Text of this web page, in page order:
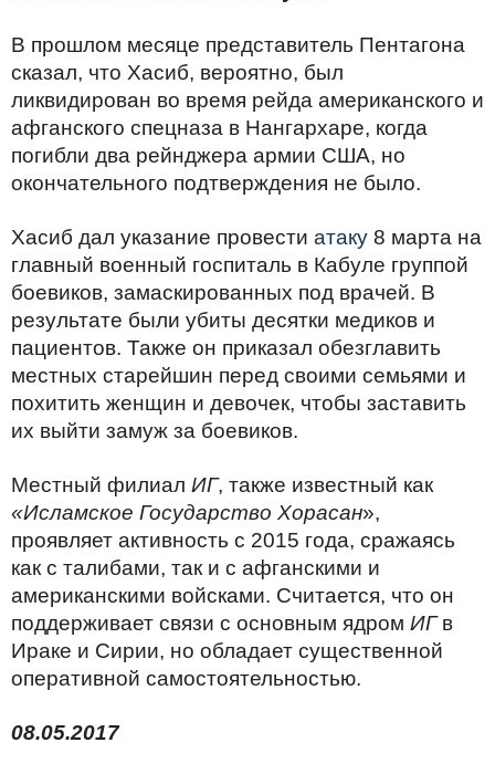
В прошлом месяце представитель Пентагона
сказал, что Хасиб, вероятно, был
ликвидирован во время рейда американского и
афганского спецназа в Нангархаре, когда
погибли два рейнджера армии США, но
окончательного подтверждения не было.
Хасиб дал указание провести атаку 8 марта на
главный военный госпиталь в Кабуле группой
боевиков, замаскированных под врачей. В
результате были убиты десятки медиков и
пациентов. Также он приказал обезглавить
местных старейшин перед своими семьями и
похитить женщин и девочек, чтобы заставить
их выйти замуж за боевиков.
Местный филиал ИГ, также известный как
«Исламское Государство Хорасан»,
проявляет активность с 2015 года, сражаясь
как с талибами, так и с афганскими и
американскими войсками. Считается, что он
поддерживает связи с основным ядром ИГв
Ираке и Сирии, но обладает существенной
оперативной самостоятельностью.
08.05.2017